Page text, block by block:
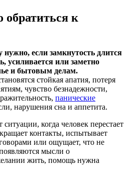
обратиться к
если замкнутость длится
усиливается или заметно
и бытовым делам.
стойкая апатия, потеря
чувство безнадежности,
панические
нарушения сна и аппетита.
когда человек перестает
контакты, испытывает
или ощущает, что не
мысли о
жить, помощь нужна